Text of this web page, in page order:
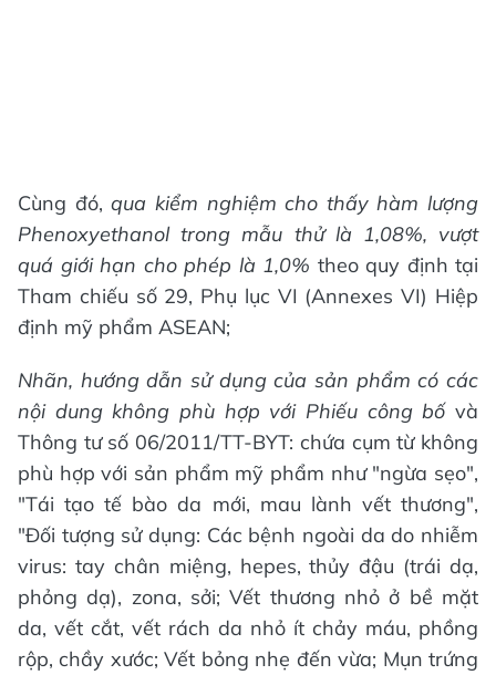
Cùng đó,qua kiểm nghiệm cho thấy hàm lượng
Phenoxyethanol trong mẫu thử là 1,08%, vượt
quá giới hạn cho phép là 1,0% theo quy định tại
Tham chiếu số 29, Phụ lục VI (Annexes VI) Hiệp
định mỹ phẩm ASEAN;
Nhãn, hướng dẫn sử dụng của sản phẩm có các
nội dung không phù hợp với Phiếu công bốvà
Thông tư số 06/2011/TT-BYT: chứa cụm từ không
phù hợp với sản phẩm mỹ phẩm như "ngừa sẹo",
"Tái tạo tế bào da mới, mau lành vết thương",
"Đối tượng sử dụng: Các bệnh ngoài da do nhiễm
virus: tay chân miệng, hepes, thủy đậu (trái dạ,
phỏng dạ), zona, sởi; Vết thương nhỏ ở bề mặt
da, vết cắt, vết rách da nhỏ ít chảy máu, phồng
rộp, chầy xước; Vết bỏng nhẹ đến vừa; Mụn trứng